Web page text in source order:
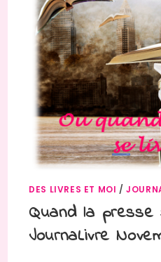
DES LIVRES ET MOI /
Quand la
JournaLivre